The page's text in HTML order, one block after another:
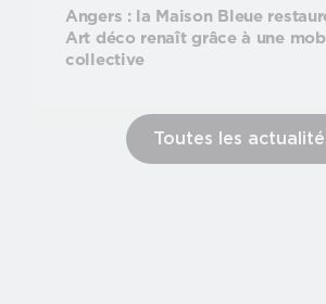
Angers : la Maison Bleue
Art déco renaît grâce à une
collective
Toutes les